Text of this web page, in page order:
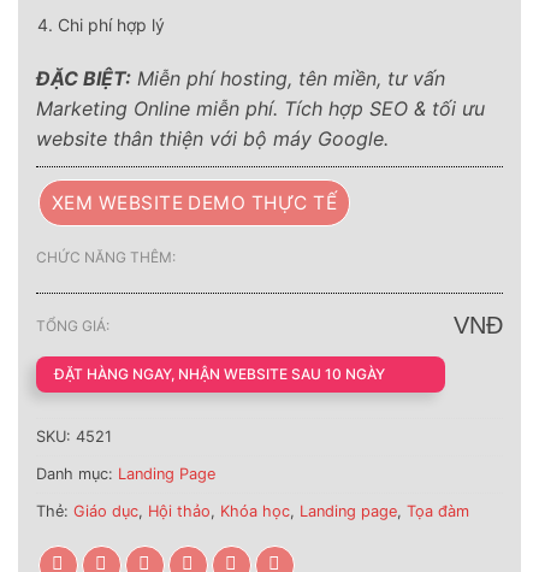
Chi phí hợp lý
ĐẶC BIỆT: Miễn phí hosting, tên miền, tư vấn
Marketing Online miễn phí. Tích hợp SEO & tối ưu
website thân thiện với bộ máy Google.
XEM WEBSITE DEMO THỰC TẾ
CHỨC NĂNG THÊM:
TỔNG GIÁ: VNĐ
ĐẶT HÀNG NGAY, NHẬN WEBSITE SAU 10 NGÀY
SKU: 4521
Danh mục: Landing Page
Thẻ: Giáo dục, Hội thảo, Khóa học, Landing page, Tọa đàm